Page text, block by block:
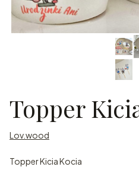
Topper
Lov.wood
Topper Kicia Kocia